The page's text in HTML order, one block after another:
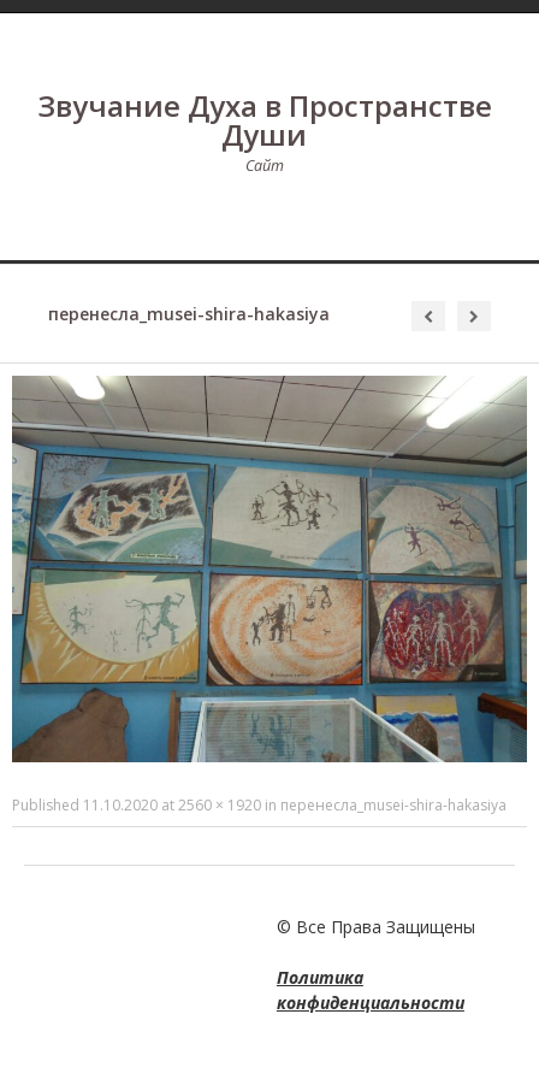
Звучание Духа в Пространстве
Души
Сайт
перенесла_musei-shira-hakasiya
Published 11.10.2020 at2560 × 1920 in перенесла_musei-shira-hakasiya
© Все Права Защищены
Политика
конфиденциальности